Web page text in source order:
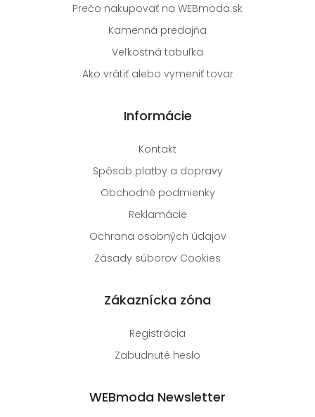
Prečo nakupovať na WEBmoda.sk
Kamenná predajňa
Veľkostná tabuľka
Ako vrátiť alebo vymeniť tovar
Informácie
Kontakt
Spôsob platby a dopravy
Obchodné podmienky
Reklamácie
Ochrana osobných údajov
Zásady súborov Cookies
Zákaznícka zóna
Registrácia
Zabudnuté heslo
WEBmoda Newsletter